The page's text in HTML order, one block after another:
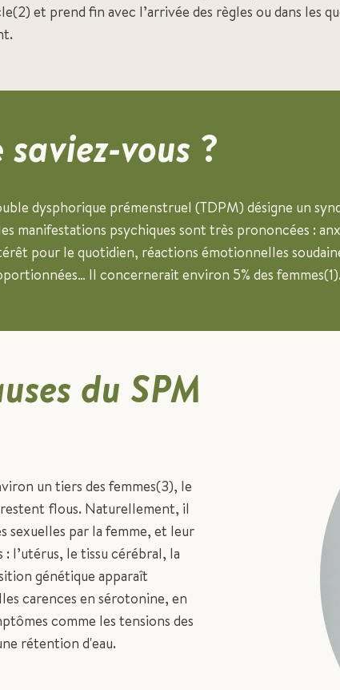
et prend fin avec l’arrivée des règles ou dans les
saviez-vous ?
dysphorique prémenstruel (TDPM) désigne un
manifestations psychiques sont très prononcées :
pour le quotidien, réactions émotionnelles
Il concernerait environ 5% des
du SPM
un tiers des femmes(3), le
restent flous. Naturellement, il
sexuelles par la femme, et leur
l’utérus, le tissu cérébral, la
génétique apparaît
carences en sérotonine, en
comme les tensions des
rétention d'eau.